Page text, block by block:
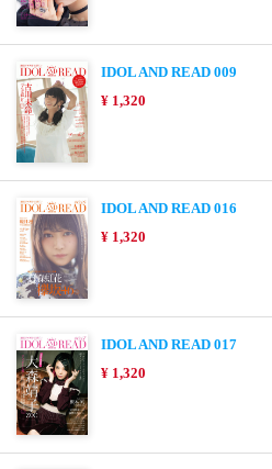
IDOL AND READ 009
¥ 1,320
IDOL AND READ 016
¥ 1,320
IDOL AND READ 017
¥ 1,320